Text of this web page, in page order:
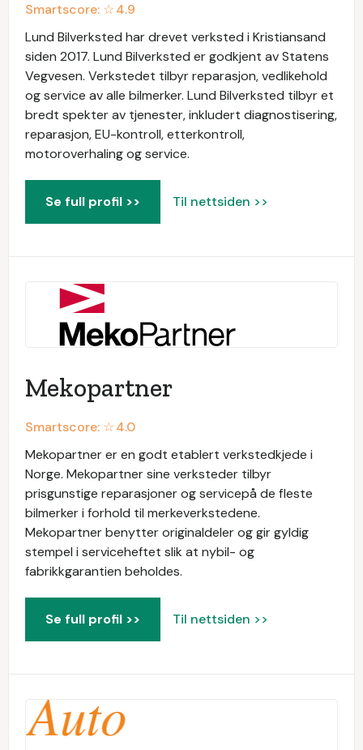
Smartscore: ☆4.9
Lund Bilverksted har drevet verksted i Kristiansand
siden 2017. Lund Bilverksted er godkjent av Statens
Vegvesen. Verkstedet tilbyr reparasjon, vedlikehold
og service av alle bilmerker. Lund Bilverksted tilbyr et
bredt spekter av tjenester, inkludert diagnostisering,
reparasjon, EU-kontroll, etterkontroll,
motoroverhaling og service.
Se full profil >> Til nettsiden >>
Mekopartner
Smartscore: ☆4.0
Mekopartner er en godt etablert verkstedkjede i
Norge. Mekopartner sine verksteder tilbyr
prisgunstige reparasjoner og servicepå de fleste
bilmerker i forhold til merkeverkstedene.
Mekopartner benytter originaldeler og gir gyldig
stempel i serviceheftet slik at nybil- og
fabrikkgarantien beholdes.
Se full profil >> Til nettsiden >>